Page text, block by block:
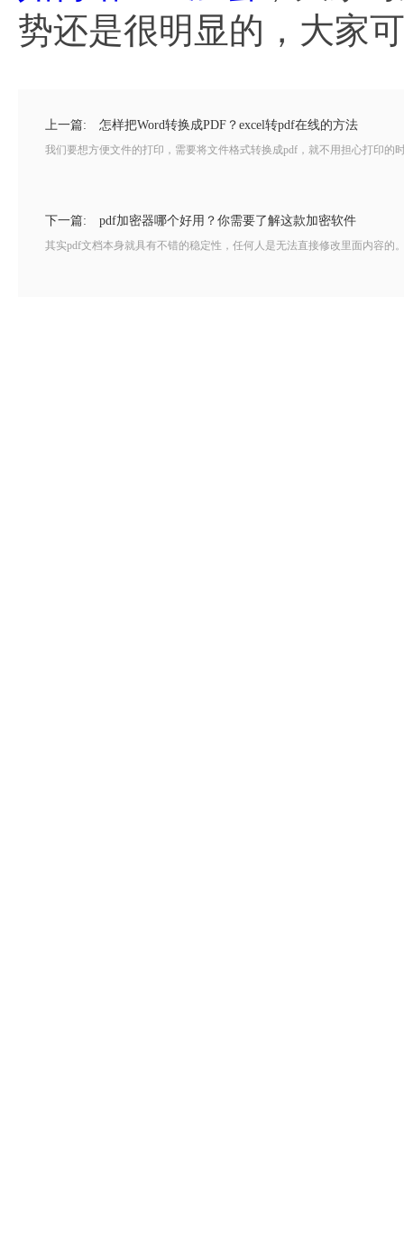
势还是很明显的，大家
上一篇: 怎样把Word转换成PDF？excel转pdf在线的方法
我们要想方便文件的打印，需要将文件格式转换成pdf，就不用担心打印
下一篇: pdf加密器哪个好用？你需要了解这款加密软件
其实pdf文档本身就具有不错的稳定性，任何人是无法直接修改里面内容